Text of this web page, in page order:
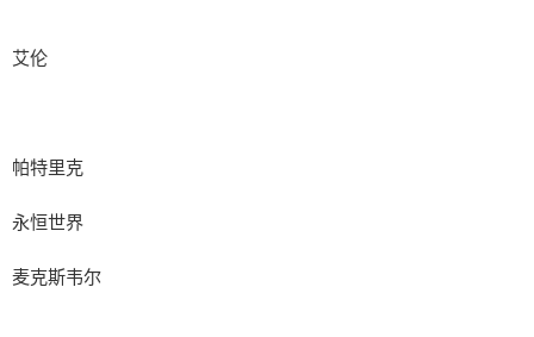
艾伦
帕特里克
永恒世界
麦克斯韦尔